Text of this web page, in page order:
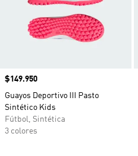
Precio
$149.950
Guayos Deportivo III Pasto
Sintético Kids
Fútbol, Sintética
3 colores